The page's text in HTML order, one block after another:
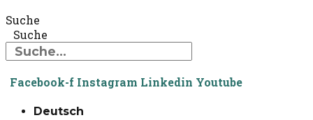
Suche
Suche
Facebook-f Instagram Linkedin Youtube
Deutsch